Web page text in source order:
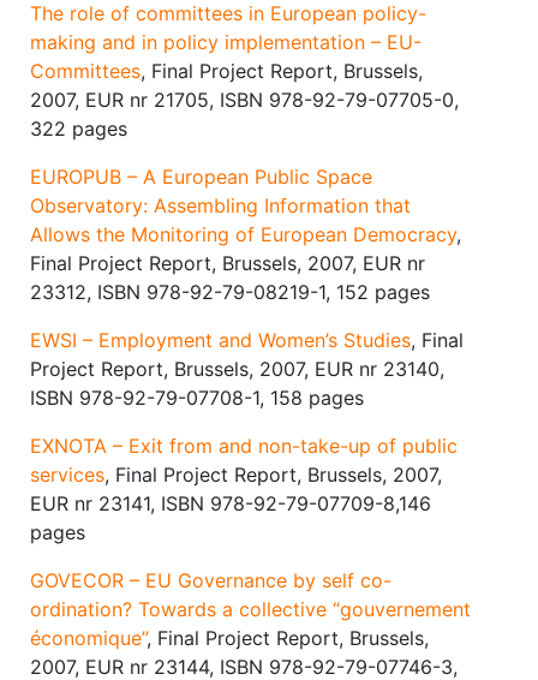
The role of committees in European policy-
making and in policy implementation – EU-
Committees, Final Project Report, Brussels,
2007, EUR nr 21705, ISBN 978-92-79-07705-0,
322 pages
EUROPUB – A European Public Space
Observatory: Assembling Information that
Allows the Monitoring of European Democracy,
Final Project Report, Brussels, 2007, EUR nr
23312, ISBN 978-92-79-08219-1, 152 pages
EWSI – Employment and Women’s Studies, Final
Project Report, Brussels, 2007, EUR nr 23140,
ISBN 978-92-79-07708-1, 158 pages
EXNOTA – Exit from and non-take-up of public
services, Final Project Report, Brussels, 2007,
EUR nr 23141, ISBN 978-92-79-07709-8,146
pages
GOVECOR – EU Governance by self co-
ordination? Towards a collective “gouvernement
économique”, Final Project Report, Brussels,
2007, EUR nr 23144, ISBN 978-92-79-07746-3,